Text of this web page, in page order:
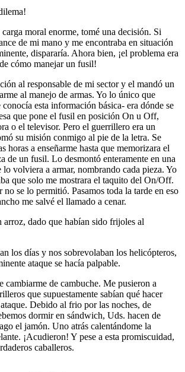
moral enorme, tomé una decisión. Si
de mi mano y me encontraba en situación
dispararía. Ahora bien, ¡el problema era
cómo manejar un fusil!
al responsable de mi sector y el mandó un
al manejo de armas. Yo lo único que
esta información básica- era dónde se
que pone el fusil en posición On u Off,
o el televisor. Pero el guerrillero era un
su misión conmigo al pie de la letra. Se
horas a enseñarme hasta que memorizara el
de un fusil. Lo desmontó enteramente en una
lo volviera a armar, nombrando cada pieza. Yo
que solo me mostrara el taquito del On/Off.
se lo permitió. Pasamos toda la tarde en eso
me salvé el llamado a cenar.
arroz, dado que habían sido frijoles al
los días y nos sobrevolaban los helicópteros,
ataque se hacía palpable.
cambiarme de cambuche. Me pusieron a
que supuestamente sabían qué hacer
Debido al frio por las noches, de
dormir en sándwich, Uds. hacen de
el jamón. Uno atrás calentándome la
¡Acudieron! Y pese a esta promiscuidad,
caballeros.